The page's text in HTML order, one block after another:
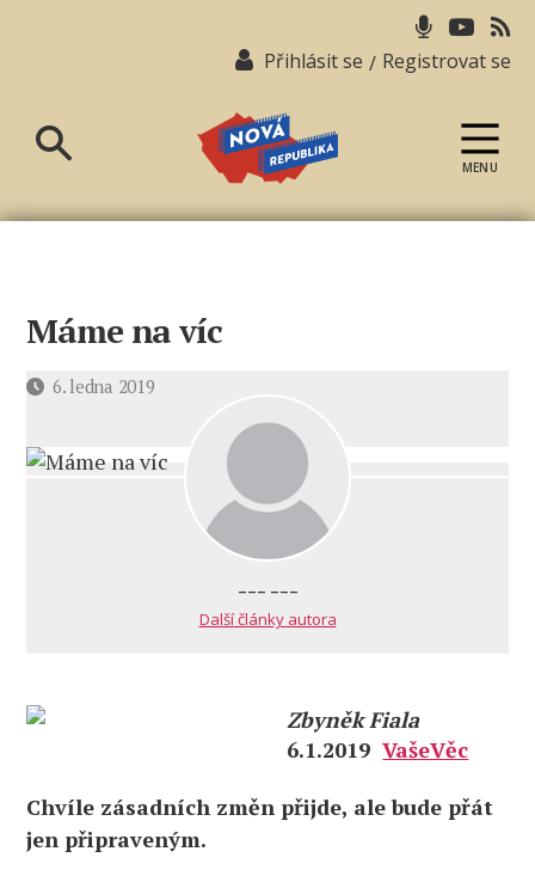
Přihlásit se / Registrovat se
republika
MENU
Máme na víc
Datum6. ledna 2019
--- ---
Další články autora
Zbyněk Fiala
6.1.2019VašeVěc
Chvíle zásadních změn přijde, ale bude přát
jen připraveným.